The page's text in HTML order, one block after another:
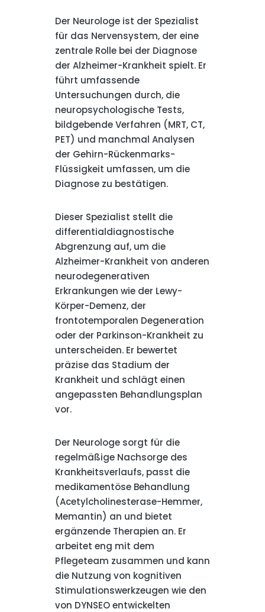
Der Neurologe ist der Spezialist
für das Nervensystem, der eine
zentrale Rolle bei der Diagnose
der Alzheimer-Krankheit spielt. Er
führt umfassende
Untersuchungen durch, die
neuropsychologische Tests,
bildgebende Verfahren (MRT, CT,
PET) und manchmal Analysen
der Gehirn-Rückenmarks-
Flüssigkeit umfassen, um die
Diagnose zu bestätigen.
Dieser Spezialist stellt die
differentialdiagnostische
Abgrenzung auf, um die
Alzheimer-Krankheit von anderen
neurodegenerativen
Erkrankungen wie der Lewy-
Körper-Demenz, der
frontotemporalen Degeneration
oder der Parkinson-Krankheit zu
unterscheiden. Er bewertet
präzise das Stadium der
Krankheit und schlägt einen
angepassten Behandlungsplan
vor.
Der Neurologe sorgt für die
regelmäßige Nachsorge des
Krankheitsverlaufs, passt die
medikamentöse Behandlung
(Acetylcholinesterase-Hemmer,
Memantin) an und bietet
ergänzende Therapien an. Er
arbeitet eng mit dem
Pflegeteam zusammen und kann
die Nutzung von kognitiven
Stimulationswerkzeugen wie den
von DYNSEO entwickelten